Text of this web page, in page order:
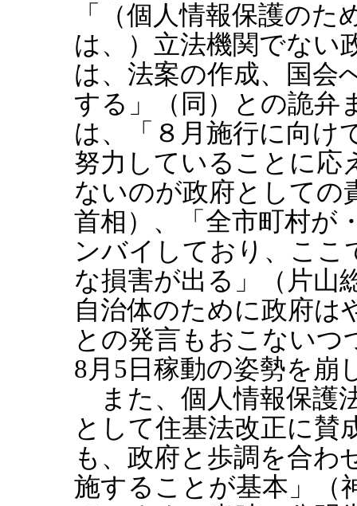
「（個人情報保護のた
は、）立法機関でない
は、法案の作成、国会
する」（同）との詭弁
は、「８月施行に向け
努力していることに応
ないのが政府としての
首相）、「全市町村が
ンバイしており、ここ
な損害が出る」（片山
自治体のために政府は
との発言もおこないつ
8月5日稼動の姿勢を崩
また、個人情報保護
として住基法改正に賛
も、政府と歩調を合わ
施することが基本」（